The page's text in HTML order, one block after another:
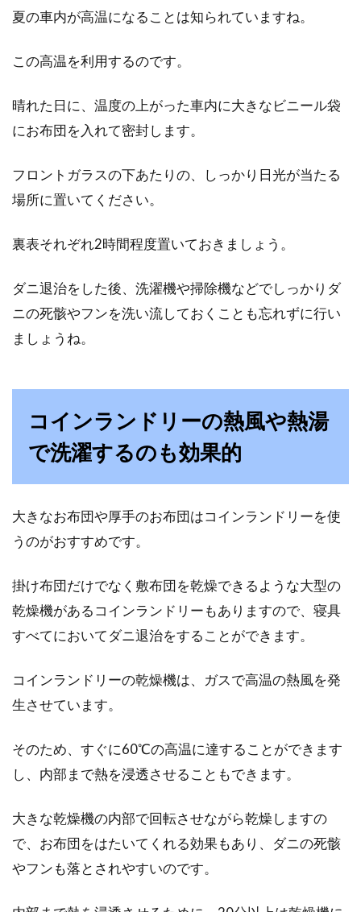
夏の車内が高温になることは知られていますね。
この高温を利用するのです。
晴れた日に、温度の上がった車内に大きなビニール袋
にお布団を入れて密封します。
フロントガラスの下あたりの、しっかり日光が当たる
場所に置いてください。
裏表それぞれ2時間程度置いておきましょう。
ダニ退治をした後、洗濯機や掃除機などでしっかりダ
ニの死骸やフンを洗い流しておくことも忘れずに行い
ましょうね。
コインランドリーの熱風や熱湯
で洗濯するのも効果的
大きなお布団や厚手のお布団はコインランドリーを使
うのがおすすめです。
掛け布団だけでなく敷布団を乾燥できるような大型の
乾燥機があるコインランドリーもありますので、寝具
すべてにおいてダニ退治をすることができます。
コインランドリーの乾燥機は、ガスで高温の熱風を発
生させています。
そのため、すぐに60℃の高温に達することができます
し、内部まで熱を浸透させることもできます。
大きな乾燥機の内部で回転させながら乾燥しますの
で、お布団をはたいてくれる効果もあり、ダニの死骸
やフンも落とされやすいのです。